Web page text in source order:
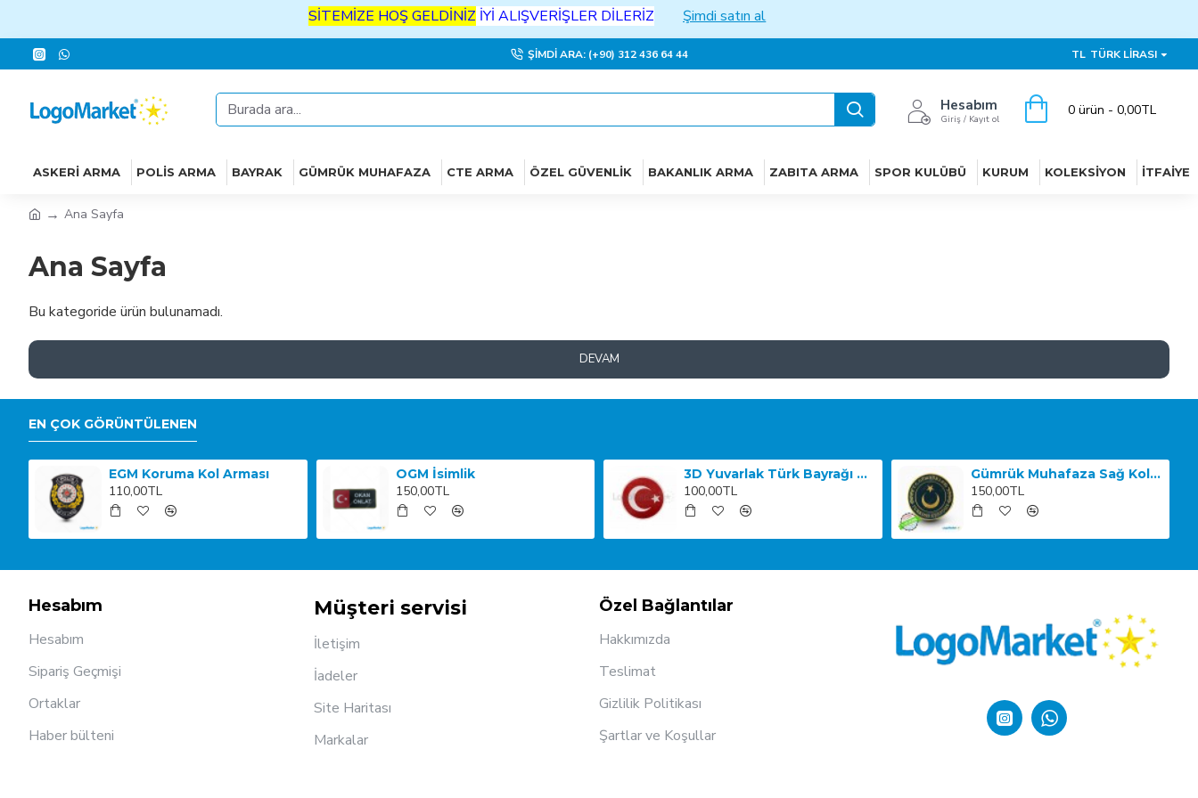
SİTEMİZEHOŞGELDİNİZİYİALIŞVERİŞLER DİLERİZ Şimdi satın al
ŞIMDI ARA: (+90) 312 436 64 44 TL TÜRK LIRASI
Hesabım
Giriş / Kayıt ol
0 ürün - 0,00TL
ASKERI ARMA POLIS ARMA BAYRAK GÜMRÜK MUHAFAZA CTE ARMA ÖZEL GÜVENLIK BAKANLIK ARMA ZABITA ARMA SPOR KULÜBÜ KURUM KOLEKSIYON İTFAIYE
Ana Sayfa
Ana Sayfa
Bu kategoride ürün bulunamadı.
DEVAM
EN ÇOK GÖRÜNTÜLENEN
EGM Koruma Kol Arması
110,00TL
OGM İsimlik
150,00TL
3D Yuvarlak Türk Bayrağı TPU
100,00TL
Gümrük Muhafaza Sağ Kol Arması
150,00TL
Hesabım
Hesabım
Sipariş Geçmişi
Ortaklar
Haber bülteni
Müşteri servisi
İletişim
İadeler
Site Haritası
Markalar
Özel Bağlantılar
Hakkımızda
Teslimat
Gizlilik Politikası
Şartlar ve Koşullar